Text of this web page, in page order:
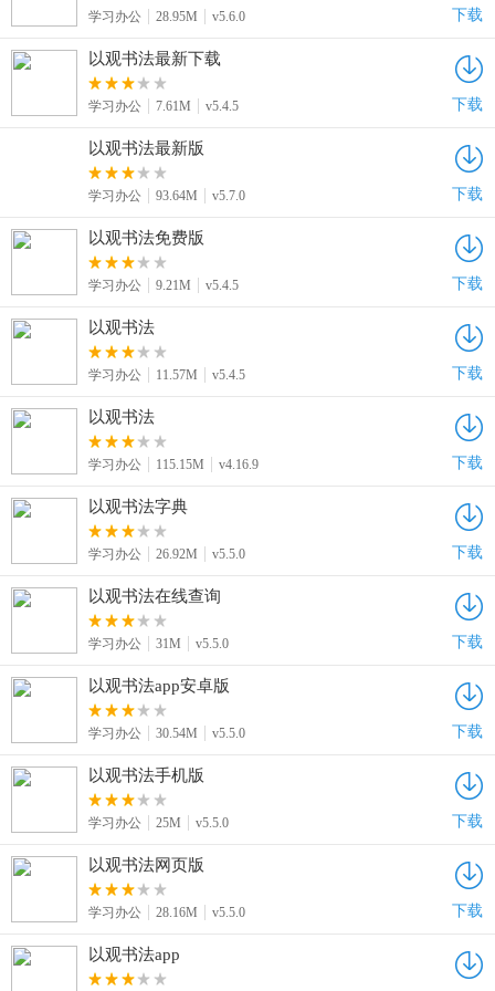
学习办公 28.95M v5.6.0 下载
以观书法最新下载
学习办公 7.61M v5.4.5 下载
以观书法最新版
学习办公 93.64M v5.7.0 下载
以观书法免费版
学习办公 9.21M v5.4.5 下载
以观书法
学习办公 11.57M v5.4.5 下载
以观书法
学习办公 115.15M v4.16.9 下载
以观书法字典
学习办公 26.92M v5.5.0 下载
以观书法在线查询
学习办公 31M v5.5.0 下载
以观书法app安卓版
学习办公 30.54M v5.5.0 下载
以观书法手机版
学习办公 25M v5.5.0 下载
以观书法网页版
学习办公 28.16M v5.5.0 下载
以观书法app